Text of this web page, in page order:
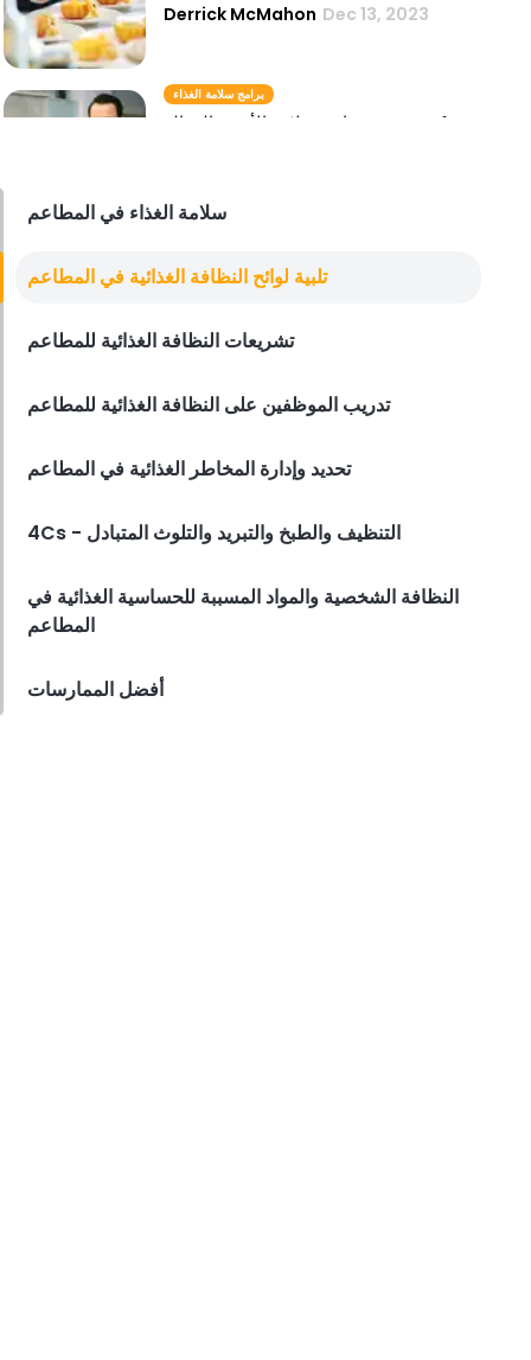
Derrick McMahon Dec 13, 2023
برامج سلامة الغذاء
كيفية تنفيذ برامج سلامة الأغذية الفعالة
أهمية سلامة الغذاء للمطاعم
سلامة الغذاء في المطاعم
تلبية لوائح النظافة الغذائية في المطاعم
تشريعات النظافة الغذائية للمطاعم
تدريب الموظفين على النظافة الغذائية للمطاعم
تحديد وإدارة المخاطر الغذائية في المطاعم
4Cs - التنظيف والطبخ والتبريد والتلوث المتبادل
النظافة الشخصية والمواد المسببة للحساسية الغذائية في
المطاعم
أفضل الممارسات